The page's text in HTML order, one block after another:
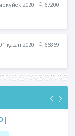
2020
67200
01 қазан 2020
66869